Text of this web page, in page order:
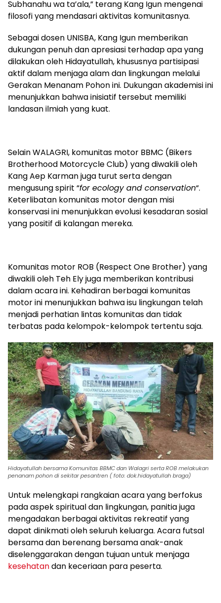
Subhanahu wa ta’ala,” terang Kang Igun mengenai
filosofi yang mendasari aktivitas komunitasnya.
Sebagai dosen UNISBA, Kang Igun memberikan
dukungan penuh dan apresiasi terhadap apa yang
dilakukan oleh Hidayatullah, khususnya partisipasi
aktif dalam menjaga alam dan lingkungan melalui
Gerakan Menanam Pohon ini. Dukungan akademisi ini
menunjukkan bahwa inisiatif tersebut memiliki
landasan ilmiah yang kuat.
Selain WALAGRI, komunitas motor BBMC (Bikers
Brotherhood Motorcycle Club) yang diwakili oleh
Kang Aep Karman juga turut serta dengan
mengusung spirit “for ecology and conservation“.
Keterlibatan komunitas motor dengan misi
konservasi ini menunjukkan evolusi kesadaran sosial
yang positif di kalangan mereka.
Komunitas motor ROB (Respect One Brother) yang
diwakili oleh Teh Ely juga memberikan kontribusi
dalam acara ini. Kehadiran berbagai komunitas
motor ini menunjukkan bahwa isu lingkungan telah
menjadi perhatian lintas komunitas dan tidak
terbatas pada kelompok-kelompok tertentu saja.
Hidayatullah bersama Komunitas BBMC dan Walagri serta ROB melakukan
penanam pohon di sekitar pesantren ( foto: dok.hidayatullah braga)
Untuk melengkapi rangkaian acara yang berfokus
pada aspek spiritual dan lingkungan, panitia juga
mengadakan berbagai aktivitas rekreatif yang
dapat dinikmati oleh seluruh keluarga. Acara futsal
bersama dan berenang bersama anak-anak
diselenggarakan dengan tujuan untuk menjaga
kesehatandan keceriaan para peserta.